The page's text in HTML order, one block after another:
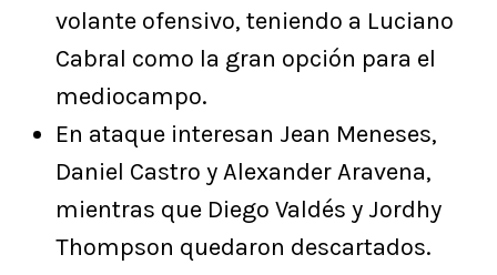
volante ofensivo, teniendo a Luciano
Cabral como la gran opción para el
mediocampo.
En ataque interesan Jean Meneses,
Daniel Castro y Alexander Aravena,
mientras que Diego Valdés y Jordhy
Thompson quedaron descartados.